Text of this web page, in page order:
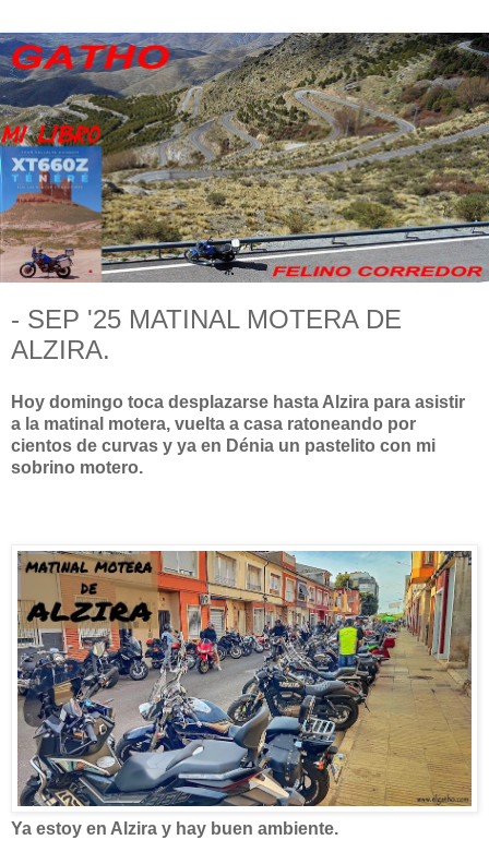
- SEP '25 MATINAL MOTERA DE
ALZIRA.
Hoy domingo toca desplazarse hasta Alzira para asistir
a la matinal motera, vuelta a casa ratoneando por
cientos de curvas y ya en Dénia un pastelito con mi
sobrino motero.
Ya estoy en Alzira y hay buen ambiente.